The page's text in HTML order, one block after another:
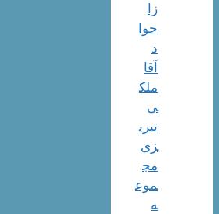
زا
جوا
د
آقا
ملک
ی
تبری
زی
مج
موع
ه